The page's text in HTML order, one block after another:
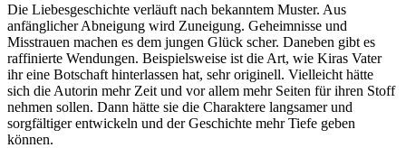
Die Liebesgeschichte verläuft nach bekanntem Muster. Aus
anfänglicher Abneigung wird Zuneigung. Geheimnisse und
Misstrauen machen es dem jungen Glück scher. Daneben gibt es
raffinierte Wendungen. Beispielsweise ist die Art, wie Kiras Vater
ihr eine Botschaft hinterlassen hat, sehr originell. Vielleicht hätte
sich die Autorin mehr Zeit und vor allem mehr Seiten für ihren Stoff
nehmen sollen. Dann hätte sie die Charaktere langsamer und
sorgfältiger entwickeln und der Geschichte mehr Tiefe geben
können.